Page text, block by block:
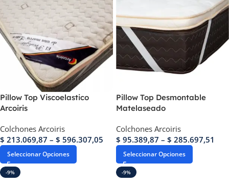
Pillow Top Viscoelastico
Arcoiris
Colchones Arcoiris
$ 213.069,87 – $ 596.307,05
Seleccionar Opciones
Pillow Top Desmontable
Matelaseado
Colchones Arcoiris
$ 95.389,87 – $ 285.697,51
Seleccionar Opciones
-9% -9%